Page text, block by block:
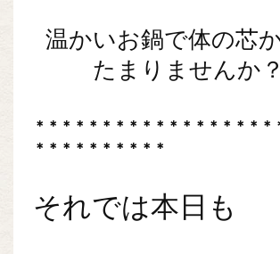
温かいお鍋で体の芯
たまりませんか
＊＊＊＊＊＊＊＊＊＊＊＊＊＊＊＊＊＊
＊＊＊＊＊＊＊＊＊＊
それでは本日も